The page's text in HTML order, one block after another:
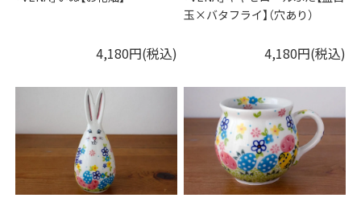
4,180円(税込)
玉×バタフライ】（穴あり）
4,180円(税込)